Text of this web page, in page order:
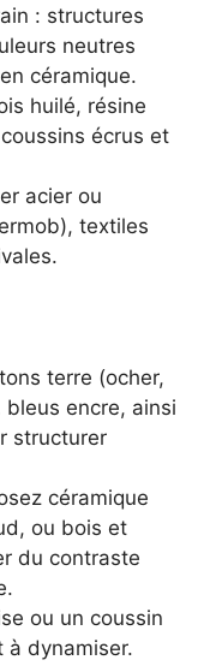
: structures
neutres
céramique.
huilé, résine
écrus et
acier ou
textiles
terre (ocher,
encre, ainsi
structurer
céramique
ou bois et
du contraste
ou un coussin
à dynamiser.